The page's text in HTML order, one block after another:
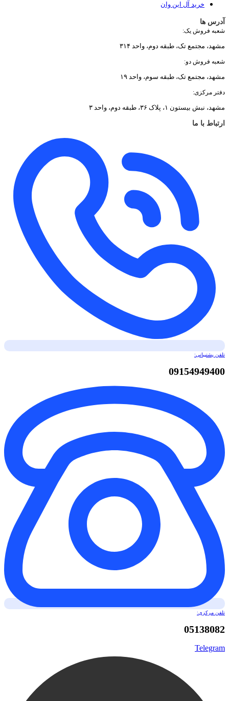
خرید آل این وان
آدرس ها
شعبه فروش یک:
مشهد، مجتمع تک، طبقه دوم، واحد ۳۱۴
شعبه فروش دو:
مشهد، مجتمع تک، طبقه سوم، واحد ۱۹
دفتر مرکزی:
مشهد، نبش بیستون ۱، پلاک ۳۶، طبقه دوم، واحد ۳
ارتباط با ما
تلفن پشتیبانی:
09154949400
تلفن مرکزی:
05138082
Telegram